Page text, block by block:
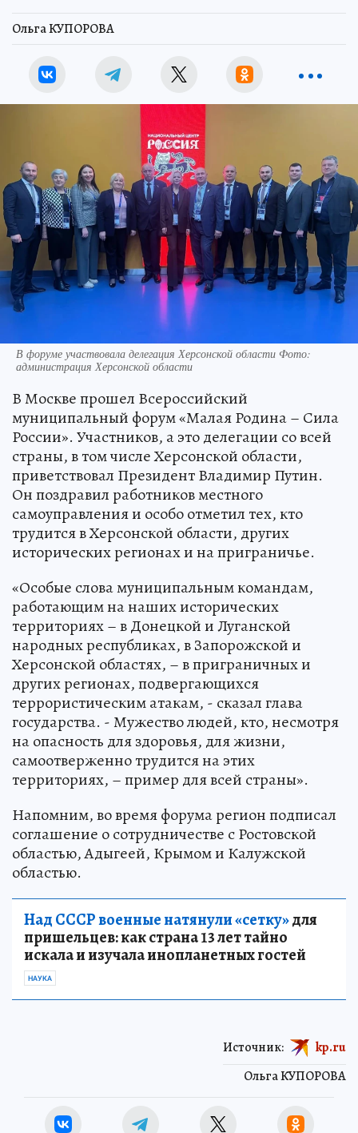
Ольга КУПОРОВА
В форуме участвовала делегация Херсонской области Фото:
администрация Херсонской области
В Москве прошел Всероссийский
муниципальный форум «Малая Родина – Сила
России». Участников, а это делегации со всей
страны, в том числе Херсонской области,
приветствовал Президент Владимир Путин.
Он поздравил работников местного
самоуправления и особо отметил тех, кто
трудится в Херсонской области, других
исторических регионах и на приграничье.
«Особые слова муниципальным командам,
работающим на наших исторических
территориях – в Донецкой и Луганской
народных республиках, в Запорожской и
Херсонской областях, – в приграничных и
других регионах, подвергающихся
террористическим атакам, - сказал глава
государства. - Мужество людей, кто, несмотря
на опасность для здоровья, для жизни,
самоотверженно трудится на этих
территориях, – пример для всей страны».
Напомним, во время форума регион подписал
соглашение о сотрудничестве с Ростовской
областью, Адыгеей, Крымом и Калужской
областью.
Над СССР военные натянули «сетку»для
пришельцев: как страна 13 лет тайно
искала и изучала инопланетных гостей
НАУКА
Ольга КУПОРОВА
Источник: kp.ru